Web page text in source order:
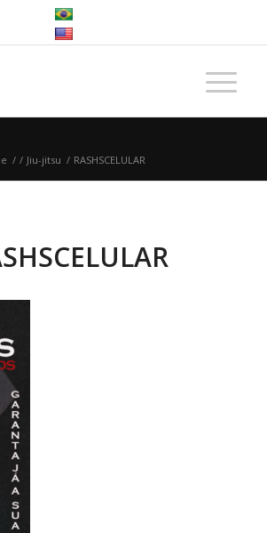
/ / Jiu-jitsu / RASHSCELULAR